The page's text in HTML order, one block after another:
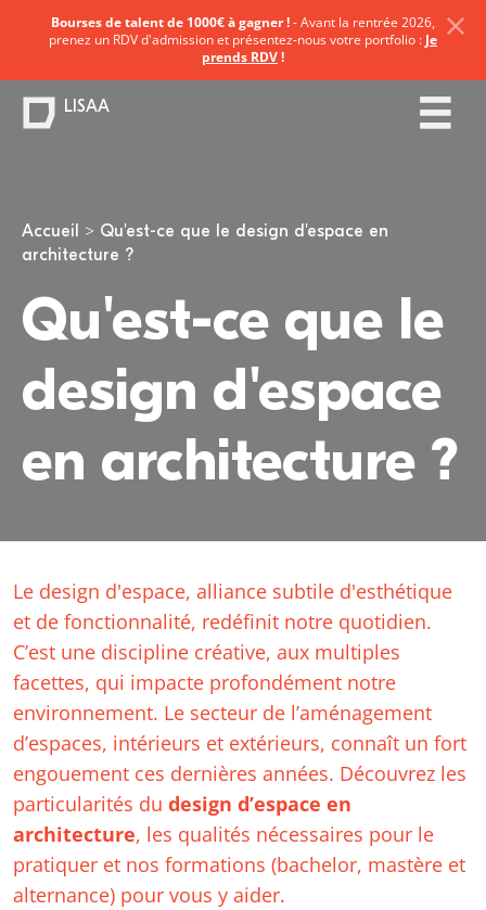
Vous êtes ici
Accueil
Qu'est-ce que le design d'espace en
architecture ?
Qu'est-ce que le
design d'espace
en architecture ?
Le design d'espace, alliance subtile d'esthétique
et de fonctionnalité, redéfinit notre quotidien.
C’est une discipline créative, aux multiples
facettes, qui impacte profondément notre
environnement. Le secteur de l’aménagement
d’espaces, intérieurs et extérieurs, connaît un fort
engouement ces dernières années. Découvrez les
particularités du design d’espace en
architecture, les qualités nécessaires pour le
pratiquer et nos formations (bachelor, mastère et
alternance) pour vous y aider.
Bourses de talent de 1000€ à gagner !- Avant la rentrée 2026,
prenez un RDV d'admission et présentez-nous votre portfolio : Je
prends RDV!
LISAA